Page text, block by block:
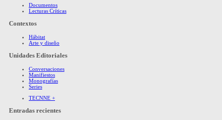
Documentos
Lecturas Críticas
Contextos
Hábitat
Arte y diseño
Unidades Editoriales
Conversaciones
Manifiestos
Monografías
Series
TECNNE +
Entradas recientes